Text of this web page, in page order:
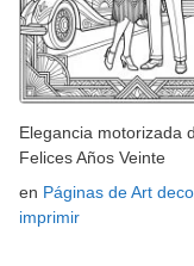
Elegancia motorizada
Felices Años Veinte
en Páginas de Art
imprimir